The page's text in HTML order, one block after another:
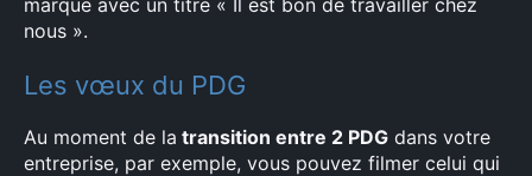
marque avec un titre « Il est bon de travailler chez
nous ».
Les vœux du PDG
Au moment de la transition entre 2 PDG dans votre
entreprise, par exemple, vous pouvez filmer celui qui